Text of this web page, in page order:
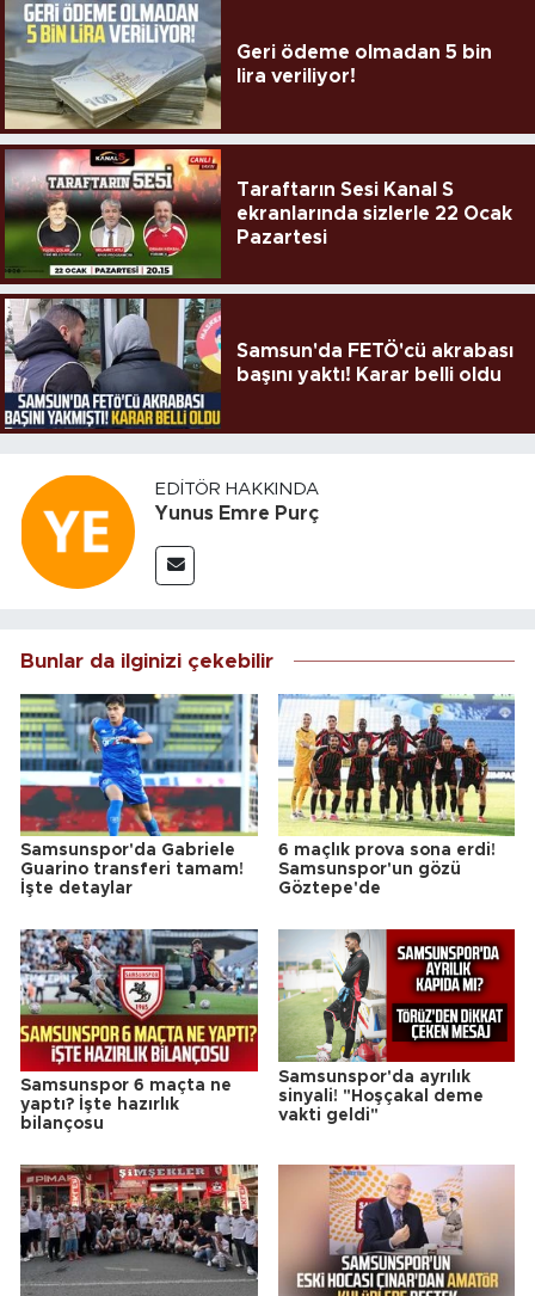
Geri ödeme olmadan 5 bin
lira veriliyor!
Taraftarın Sesi Kanal S
ekranlarında sizlerle 22 Ocak
Pazartesi
Samsun'da FETÖ'cü akrabası
başını yaktı! Karar belli oldu
EDITÖR HAKKINDA
Yunus Emre Purç
Bunlar da ilginizi çekebilir
Samsunspor'da Gabriele
Guarino transferi tamam!
İşte detaylar
6 maçlık prova sona erdi!
Samsunspor'un gözü
Göztepe'de
Samsunspor 6 maçta ne
yaptı? İşte hazırlık
bilançosu
Samsunspor'da ayrılık
sinyali! "Hoşçakal deme
vakti geldi"